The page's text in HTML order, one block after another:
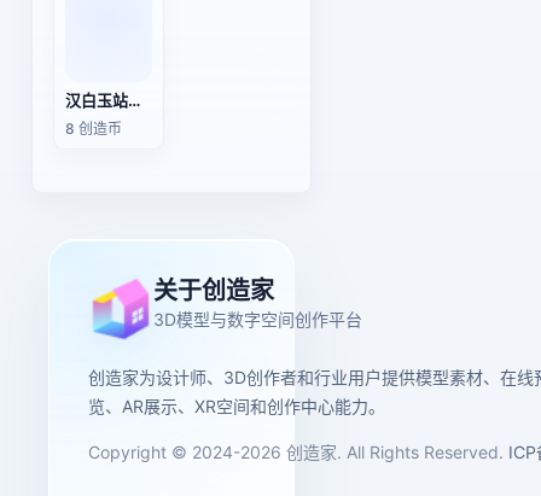
汉白玉站立罗汉雕像（北齐时期）
8 创造币
关于创造家
3D模型与数字空间创作平台
创造家为设计师、3D创作者和行业用户提供模型素材、在线
览、AR展示、XR空间和创作中心能力。
Copyright © 2024-2026 创造家. All Rights Reserved. ICP